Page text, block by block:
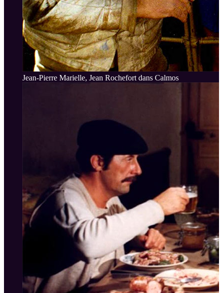
Jean-Pierre Marielle, Jean Rochefort dans Calmos